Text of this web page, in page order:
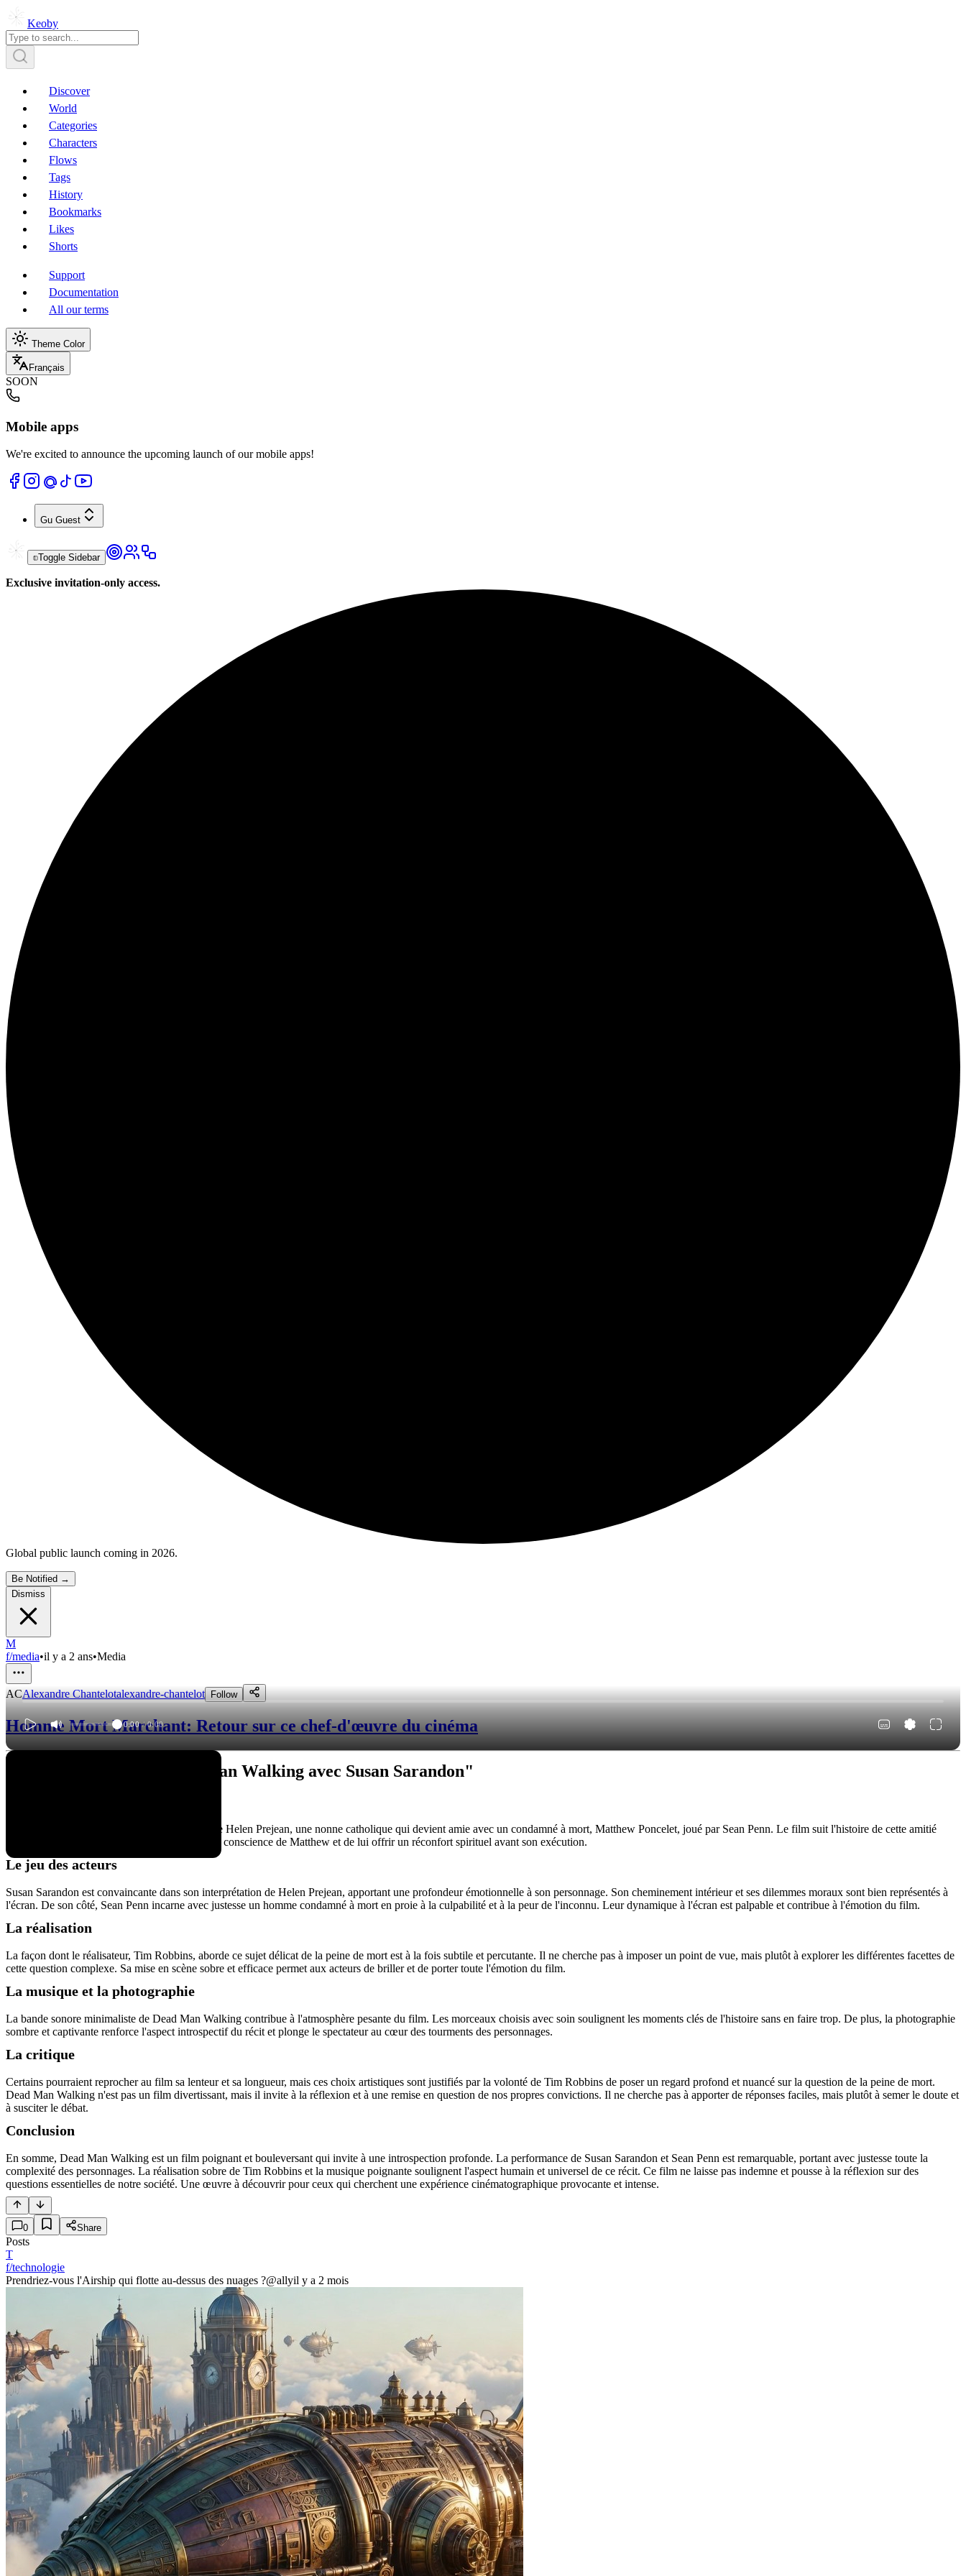
Keoby
Discover
World
Categories
Characters
Flows
Tags
History
Bookmarks
Likes
Shorts
Support
Documentation
All our terms
Theme Color
Français
SOON
Mobile apps
We're excited to announce the upcoming launch of our mobile apps!
Gu Guest
Toggle Sidebar
Exclusive invitation-only access.
Global public launch coming in 2026.
Be Notified →
Dismiss
M
f/media•il y a 2 ans•Media
ACAlexandre Chantelotalexandre-chantelot Follow
Homme Mort Marchant: Retour sur ce chef-d'œuvre du cinéma
0:00 / 0:00
"Mise en lumière de Dead Man Walking avec Susan Sarandon"
Dans ce film, Susan Sarandon incarne le rôle de Helen Prejean, une nonne catholique qui devient amie avec un condamné à mort, Matthew Poncelet, joué par Sean Penn. Le film suit l'histoire de cette amitié
improbable alors que Helen tente de soulager la conscience de Matthew et de lui offrir un réconfort spirituel avant son exécution.
Le jeu des acteurs
Susan Sarandon est convaincante dans son interprétation de Helen Prejean, apportant une profondeur émotionnelle à son personnage. Son cheminement intérieur et ses dilemmes moraux sont bien représentés à
l'écran. De son côté, Sean Penn incarne avec justesse un homme condamné à mort en proie à la culpabilité et à la peur de l'inconnu. Leur dynamique à l'écran est palpable et contribue à l'émotion du film.
La réalisation
La façon dont le réalisateur, Tim Robbins, aborde ce sujet délicat de la peine de mort est à la fois subtile et percutante. Il ne cherche pas à imposer un point de vue, mais plutôt à explorer les différentes facettes de
cette question complexe. Sa mise en scène sobre et efficace permet aux acteurs de briller et de porter toute l'émotion du film.
La musique et la photographie
La bande sonore minimaliste de Dead Man Walking contribue à l'atmosphère pesante du film. Les morceaux choisis avec soin soulignent les moments clés de l'histoire sans en faire trop. De plus, la photographie
sombre et captivante renforce l'aspect introspectif du récit et plonge le spectateur au cœur des tourments des personnages.
La critique
Certains pourraient reprocher au film sa lenteur et sa longueur, mais ces choix artistiques sont justifiés par la volonté de Tim Robbins de poser un regard profond et nuancé sur la question de la peine de mort.
Dead Man Walking n'est pas un film divertissant, mais il invite à la réflexion et à une remise en question de nos propres convictions. Il ne cherche pas à apporter de réponses faciles, mais plutôt à semer le doute et
à susciter le débat.
Conclusion
En somme, Dead Man Walking est un film poignant et bouleversant qui invite à une introspection profonde. La performance de Susan Sarandon et Sean Penn est remarquable, portant avec justesse toute la
complexité des personnages. La réalisation sobre de Tim Robbins et la musique poignante soulignent l'aspect humain et universel de ce récit. Ce film ne laisse pas indemne et pousse à la réflexion sur des
questions essentielles de notre société. Une œuvre à découvrir pour ceux qui cherchent une expérience cinématographique provocante et intense.
0 Share
Posts
T
f/technologie
Prendriez-vous l'Airship qui flotte au-dessus des nuages ?@allyil y a 2 mois